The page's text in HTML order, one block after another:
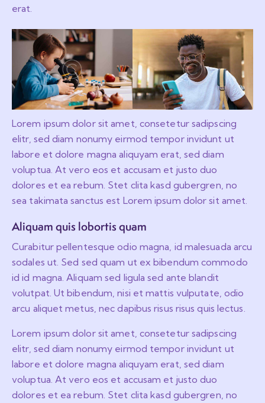
erat.
Lorem ipsum dolor sit amet, consetetur sadipscing
elitr, sed diam nonumy eirmod tempor invidunt ut
labore et dolore magna aliquyam erat, sed diam
voluptua. At vero eos et accusam et justo duo
dolores et ea rebum. Stet clita kasd gubergren, no
sea takimata sanctus est Lorem ipsum dolor sit amet.
Aliquam quis lobortis quam
Curabitur pellentesque odio magna, id malesuada arcu
sodales ut. Sed sed quam ut ex bibendum commodo
id id magna. Aliquam sed ligula sed ante blandit
volutpat. Ut bibendum, nisi et mattis vulputate, odio
arcu aliquet metus, nec dapibus risus risus quis lectus.
Lorem ipsum dolor sit amet, consetetur sadipscing
elitr, sed diam nonumy eirmod tempor invidunt ut
labore et dolore magna aliquyam erat, sed diam
voluptua. At vero eos et accusam et justo duo
dolores et ea rebum. Stet clita kasd gubergren, no